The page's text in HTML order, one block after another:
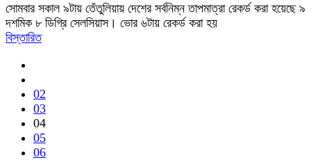
সোমবার সকাল ৯টায় তেঁতুলিয়ায় দেশের সর্বনিম্ন তাপমাত্রা রেকর্ড করা হয়েছে ৯
দশমিক ৮ ডিগ্রি সেলসিয়াস। ভোর ৬টায় রেকর্ড করা হয়
বিস্তারিত
02
03
04
05
06